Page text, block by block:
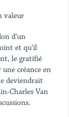
valeur
d'un
et qu'il
le gratifié
créance en
deviendrait
Charles Van